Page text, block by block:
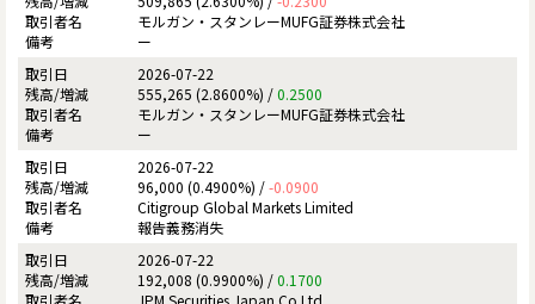
モルガン・スタンレーMUFG証券株式会社
ー
2026-07-22
555,265 (2.8600%) /0.2500
モルガン・スタンレーMUFG証券株式会社
ー
2026-07-22
96,000 (0.4900%) /-0.0900
Citigroup Global Markets Limited
報告義務消失
2026-07-22
192,008 (0.9900%) /0.1700
JPM Securities Japan Co Ltd.